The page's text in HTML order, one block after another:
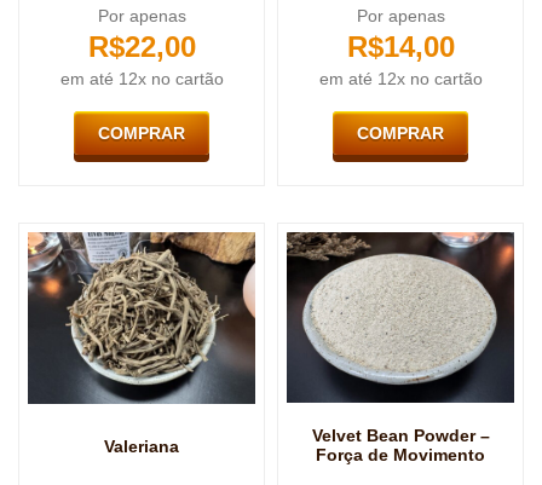
Por apenas
R$22,00
em até 12x no cartão
COMPRAR
Por apenas
R$14,00
em até 12x no cartão
COMPRAR
Valeriana
Velvet Bean Powder –
Força de Movimento